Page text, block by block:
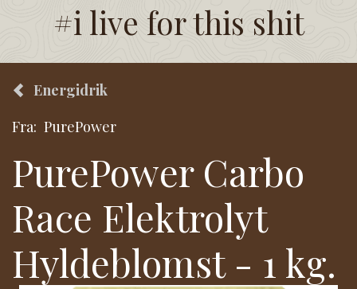
#i live for this shit
Energidrik
Fra: PurePower
PurePower Carbo
Race Elektrolyt
Hyldeblomst - 1 kg.